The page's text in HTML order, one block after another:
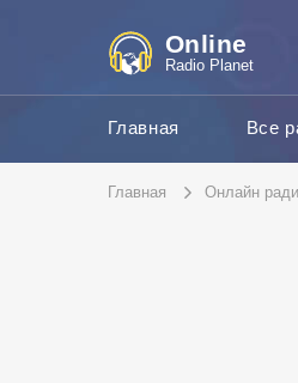
Online
Radio Planet
Главная Все
Главная Онлайн